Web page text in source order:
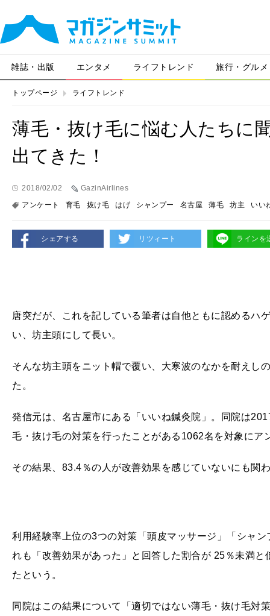
雑誌・出版 エンタメ ライフトレンド 旅行・グルメ
トップページ ライフトレンド
薄毛・抜け毛に悩む人たち
出てきた！
2018/02/02
GazinAirlines
アンケート
育毛 抜け毛 はげ シャンプー 名古屋 薄毛 坊主 いい
シェアする リツィート ラインを
唐突だが、これを記している筆者は自他ともに認めるハ
い、坊主頭にして長い。
そんな坊主頭をニット帽で覆い、大寒波のなかを耐えし
た。
発信元は、名古屋市にある「いいね鍼灸院」。同院は
毛・抜け毛の対策を行ったことがある1062名を対象にア
その結果、83.4％の人が改善効果を感じていないにも関
利用経験率上位の3つの対策「頭皮マッサージ」「シャ
れも「改善効果があった」と回答した割合が 25％未満
たという。
同院はこの結果について「適切ではない薄毛・抜け毛対